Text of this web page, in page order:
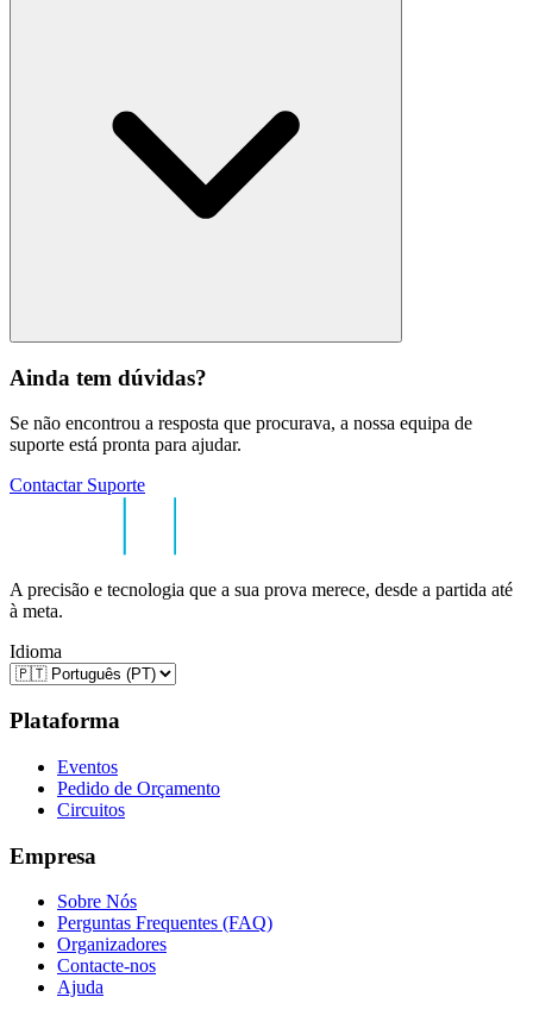
Ainda tem dúvidas?
Se não encontrou a resposta que procurava, a nossa equipa de
suporte está pronta para ajudar.
Contactar Suporte
A precisão e tecnologia que a sua prova merece, desde a partida até
à meta.
Idioma
Plataforma
Eventos
Pedido de Orçamento
Circuitos
Empresa
Sobre Nós
Perguntas Frequentes (FAQ)
Organizadores
Contacte-nos
Ajuda